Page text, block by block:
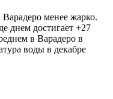
менее жарко.
днем достигает +27
в Варадеро в
воды в декабре